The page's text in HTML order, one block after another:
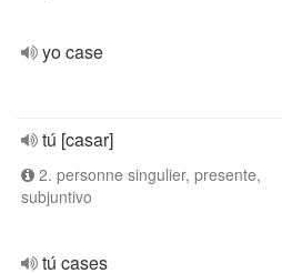
yo case
tú [casar]
2. personne singulier, presente,
subjuntivo
tú cases